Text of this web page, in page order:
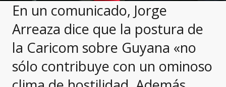
En un comunicado, Jorge
Arreaza dice que la postura de
la Caricom sobre Guyana «no
sólo contribuye con un ominoso